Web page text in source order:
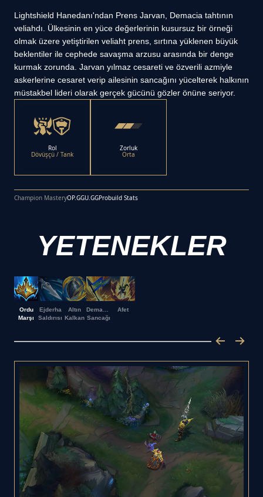
Lightshield Hanedanı'ndan Prens Jarvan, Demacia tahtının
veliahdı. Ülkesinin en yüce değerlerinin kusursuz bir örneği
olmak üzere yetiştirilen veliaht prens, sırtına yüklenen büyük
beklentiler ile cephede savaşma arzusu arasında bir denge
kurmak zorunda. Jarvan yılmaz cesareti ve özverili azmiyle
askerlerine cesaret verip ailesinin sancağını yücelterek halkının
müstakbel lideri olarak gerçek gücünü gözler önüne seriyor.
Rol
Dövüşçü / Tank
Zorluk
Orta
Champion MasteryOP.GGU.GGProbuild Stats
YETENEKLER
Ordu
Marşı
Ejderha
Saldırısı
Altın
Kalkan
Demacia
Sancağı
Afet